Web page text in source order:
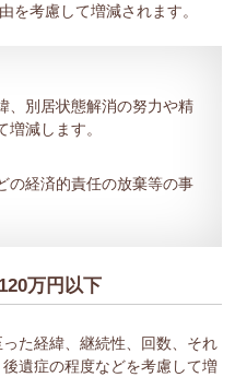
を考慮して増減されます。
、別居状態解消の努力や精
減します。
の経済的責任の放棄等の事
万円以下
た経緯、継続性、回数、それ
遺症の程度などを考慮して増